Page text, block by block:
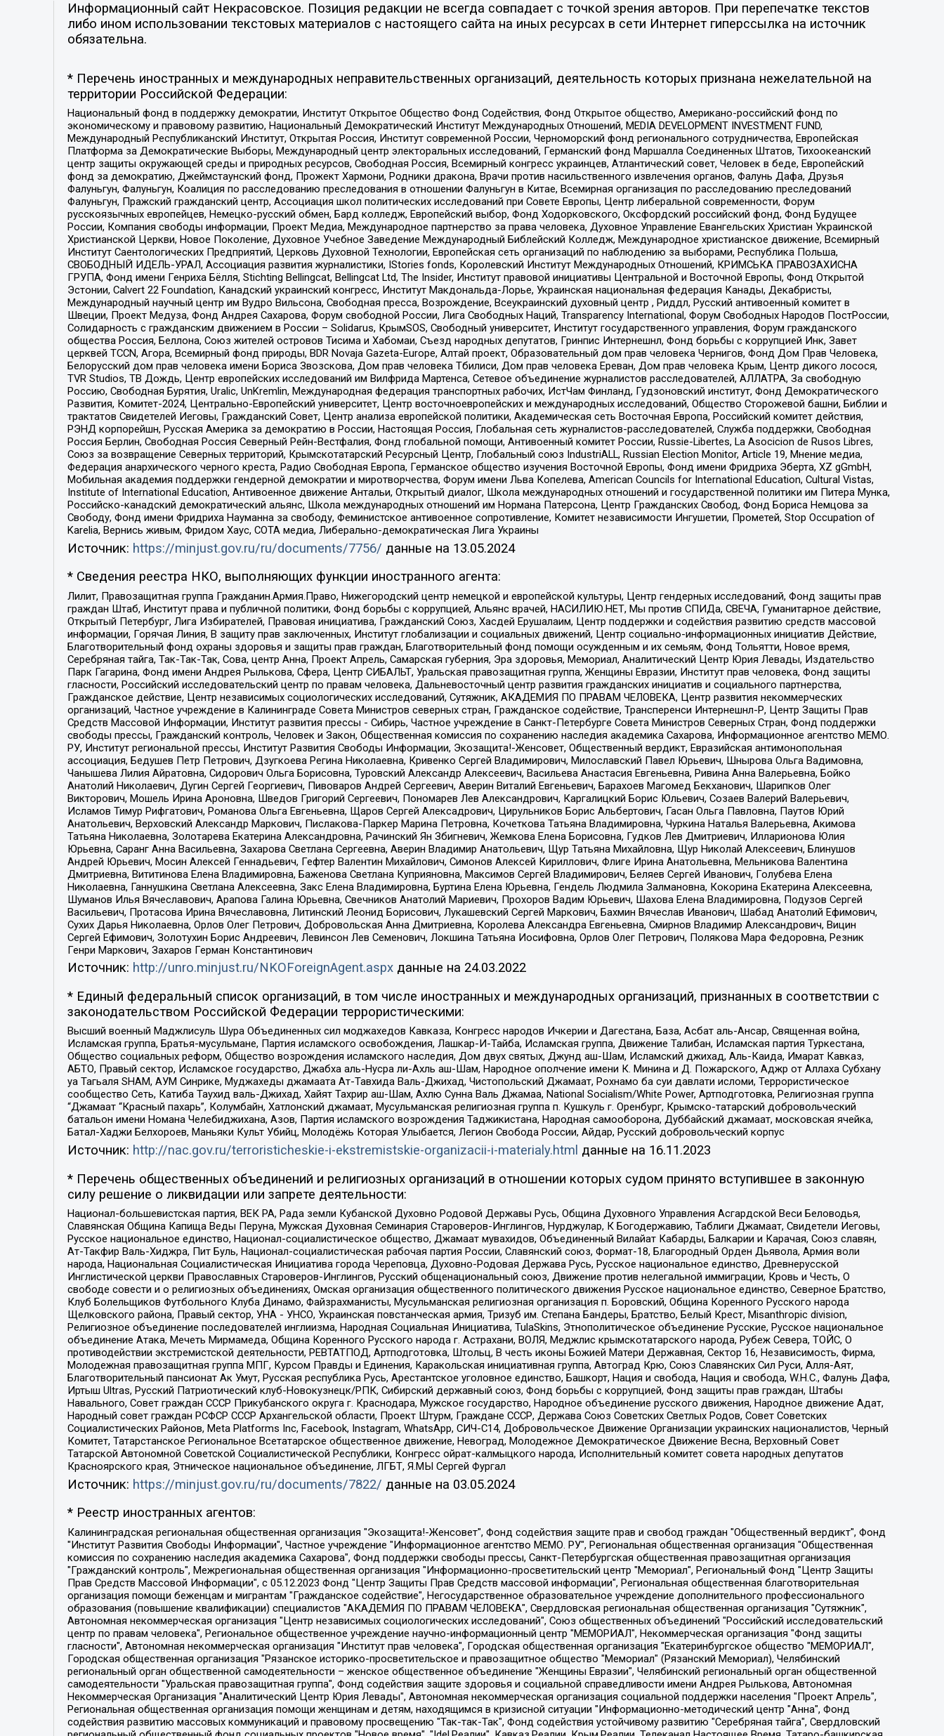
Информационный сайт Некрасовское. Позиция редакции не всегда совпадает с точкой зрения авторов. При перепечатке текстов
либо ином использовании текстовых материалов с настоящего сайта на иных ресурсах в сети Интернет гиперссылка на источник
обязательна.
* Перечень иностранных и международных неправительственных организаций, деятельность которых признана нежелательной на
территории Российской Федерации:
Национальный фонд в поддержку демократии, Институт Открытое Общество Фонд Содействия, Фонд Открытое общество, Американо-российский фонд по
экономическому и правовому развитию, Национальный Демократический Институт Международных Отношений, MEDIA DEVELOPMENT INVESTMENT FUND,
Международный Республиканский Институт, Открытая Россия, Институт современной России, Черноморский фонд регионального сотрудничества, Европейская
Платформа за Демократические Выборы, Международный центр электоральных исследований, Германский фонд Маршалла Соединенных Штатов, Тихоокеанский
центр защиты окружающей среды и природных ресурсов, Свободная Россия, Всемирный конгресс украинцев, Атлантический совет, Человек в беде, Европейский
фонд за демократию, Джеймстаунский фонд, Прожект Хармони, Родники дракона, Врачи против насильственного извлечения органов, Фалунь Дафа, Друзья
Фалуньгун, Фалуньгун, Коалиция по расследованию преследования в отношении Фалуньгун в Китае, Всемирная организация по расследованию преследований
Фалуньгун, Пражский гражданский центр, Ассоциация школ политических исследований при Совете Европы, Центр либеральной современности, Форум
русскоязычных европейцев, Немецко-русский обмен, Бард колледж, Европейский выбор, Фонд Ходорковского, Оксфордский российский фонд, Фонд Будущее
России, Компания свободы информации, Проект Медиа, Международное партнерство за права человека, Духовное Управление Евангельских Христиан Украинской
Христианской Церкви, Новое Поколение, Духовное Учебное Заведение Международный Библейский Колледж, Международное христианское движение, Всемирный
Институт Саентологических Предприятий, Церковь Духовной Технологии, Европейская сеть организаций по наблюдению за выборами, Республика Польша,
СВОБОДНЫЙ ИДЕЛЬ-УРАЛ, Ассоциация развития журналистики, IStories fonds, Королевский Институт Международных Отношений, КРИМСЬКА ПРАВОЗАХИСНА
ГРУПА, Фонд имени Генриха Бёлля, Stichting Bellingcat, Bellingcat Ltd, The Insider, Институт правовой инициативы Центральной и Восточной Европы, Фонд Открытой
Эстонии, Calvert 22 Foundation, Канадский украинский конгресс, Институт Макдональда-Лорье, Украинская национальная федерация Канады, Декабристы,
Международный научный центр им Вудро Вильсона, Свободная пресса, Возрождение, Всеукраинский духовный центр , Риддл, Русский антивоенный комитет в
Швеции, Проект Медуза, Фонд Андрея Сахарова, Форум свободной России, Лига Свободных Наций, Transparеncy International, Форум Свободных Народов ПостРоссии,
Солидарность с гражданским движением в России – Solidarus, КрымSOS, Свободный университет, Институт государственного управления, Форум гражданского
общества Россия, Беллона, Союз жителей островов Тисима и Хабомаи, Съезд народных депутатов, Гринпис Интернешнл, Фонд борьбы с коррупцией Инк, Завет
церквей TCCN, Агора, Всемирный фонд природы, BDR Novaja Gazeta-Europe, Алтай проект, Образовательный дом прав человека Чернигов, Фонд Дом Прав Человека,
Белорусский дом прав человека имени Бориса Звозскова, Дом прав человека Тбилиси, Дом прав человека Ереван, Дом прав человека Крым, Центр дикого лосося,
TVR Studios, ТВ Дождь, Центр европейских исследований им Вилфрида Мартенса, Сетевое объединение журналистов расследователей, АЛЛАТРА, За свободную
Россию, Свободная Бурятия, Uralic, UnKremlin, Международная федерация транспортных рабочих, ИстЧам Финланд, Гудзоновский институт, Фонд Демократического
Развития, Комитет-2024, Центрально-Европейский университет, Центр восточноевропейских и международных исследований, Общество Сторожевой башни, Библии и
трактатов Свидетелей Иеговы, Гражданский Совет, Центр анализа европейской политики, Академическая сеть Восточная Европа, Российский комитет действия,
РЭНД корпорейшн, Русская Америка за демократию в России, Настоящая Россия, Глобальная сеть журналистов-расследователей, Служба поддержки, Свободная
Россия Берлин, Свободная Россия Северный Рейн-Вестфалия, Фонд глобальной помощи, Антивоенный комитет России, Russie-Libertes, La Asocicion de Rusos Libres,
Союз за возвращение Северных территорий, Крымскотатарский Ресурсный Центр, Глобальный союз IndustriALL, Russian Election Monitor, Article 19, Мнение медиа,
Федерация анархического черного креста, Радио Свободная Европа, Германское общество изучения Восточной Европы, Фонд имени Фридриха Эберта, XZ gGmbH,
Мобильная академия поддержки гендерной демократии и миротворчества, Форум имени Льва Копелева, American Councils for International Education, Cultural Vistas,
Institute of International Education, Антивоенное движение Антальи, Открытый диалог, Школа международных отношений и государственной политики им Питера Мунка,
Российско-канадский демократический альянс, Школа международных отношений им Нормана Патерсона, Центр Гражданских Свобод, Фонд Бориса Немцова за
Свободу, Фонд имени Фридриха Науманна за свободу, Феминистское антивоенное сопротивление, Комитет независимости Ингушетии, Прометей, Stop Occupation of
Karelia, Вернись живым, Фридом Хаус, СОТА медиа, Либерально-демократическая Лига Украины
Источник: https://minjust.gov.ru/ru/documents/7756/ данные на 13.05.2024
* Сведения реестра НКО, выполняющих функции иностранного агента:
Лилит, Правозащитная группа Гражданин.Армия.Право, Нижегородский центр немецкой и европейской культуры, Центр гендерных исследований, Фонд защиты прав
граждан Штаб, Институт права и публичной политики, Фонд борьбы с коррупцией, Альянс врачей, НАСИЛИЮ.НЕТ, Мы против СПИДа, СВЕЧА, Гуманитарное действие,
Открытый Петербург, Лига Избирателей, Правовая инициатива, Гражданский Союз, Хасдей Ерушалаим, Центр поддержки и содействия развитию средств массовой
информации, Горячая Линия, В защиту прав заключенных, Институт глобализации и социальных движений, Центр социально-информационных инициатив Действие,
Благотворительный фонд охраны здоровья и защиты прав граждан, Благотворительный фонд помощи осужденным и их семьям, Фонд Тольятти, Новое время,
Серебряная тайга, Так-Так-Так, Сова, центр Анна, Проект Апрель, Самарская губерния, Эра здоровья, Мемориал, Аналитический Центр Юрия Левады, Издательство
Парк Гагарина, Фонд имени Андрея Рылькова, Сфера, Центр СИБАЛЬТ, Уральская правозащитная группа, Женщины Евразии, Институт прав человека, Фонд защиты
гласности, Российский исследовательский центр по правам человека, Дальневосточный центр развития гражданских инициатив и социального партнерства,
Гражданское действие, Центр независимых социологических исследований, Сутяжник, АКАДЕМИЯ ПО ПРАВАМ ЧЕЛОВЕКА, Центр развития некоммерческих
организаций, Частное учреждение в Калининграде Совета Министров северных стран, Гражданское содействие, Трансперенси Интернешнл-Р, Центр Защиты Прав
Средств Массовой Информации, Институт развития прессы - Сибирь, Частное учреждение в Санкт-Петербурге Совета Министров Северных Стран, Фонд поддержки
свободы прессы, Гражданский контроль, Человек и Закон, Общественная комиссия по сохранению наследия академика Сахарова, Информационное агентство МЕМО.
РУ, Институт региональной прессы, Институт Развития Свободы Информации, Экозащита!-Женсовет, Общественный вердикт, Евразийская антимонопольная
ассоциация, Бедушев Петр Петрович, Дзугкоева Регина Николаевна, Кривенко Сергей Владимирович, Милославский Павел Юрьевич, Шнырова Ольга Вадимовна,
Чанышева Лилия Айратовна, Сидорович Ольга Борисовна, Туровский Александр Алексеевич, Васильева Анастасия Евгеньевна, Ривина Анна Валерьевна, Бойко
Анатолий Николаевич, Дугин Сергей Георгиевич, Пивоваров Андрей Сергеевич, Аверин Виталий Евгеньевич, Барахоев Магомед Бекханович, Шарипков Олег
Викторович, Мошель Ирина Ароновна, Шведов Григорий Сергеевич, Пономарев Лев Александрович, Каргалицкий Борис Юльевич, Созаев Валерий Валерьевич,
Исламов Тимур Рифгатович, Романова Ольга Евгеньевна, Щаров Сергей Алексадрович, Цирульников Борис Альбертович, Гасан Ольга Павловна, Паутов Юрий
Анатольевич, Верховский Александр Маркович, Пислакова-Паркер Марина Петровна, Кочеткова Татьяна Владимировна, Чуркина Наталья Валерьевна, Акимова
Татьяна Николаевна, Золотарева Екатерина Александровна, Рачинский Ян Збигневич, Жемкова Елена Борисовна, Гудков Лев Дмитриевич, Илларионова Юлия
Юрьевна, Саранг Анна Васильевна, Захарова Светлана Сергеевна, Аверин Владимир Анатольевич, Щур Татьяна Михайловна, Щур Николай Алексеевич, Блинушов
Андрей Юрьевич, Мосин Алексей Геннадьевич, Гефтер Валентин Михайлович, Симонов Алексей Кириллович, Флиге Ирина Анатольевна, Мельникова Валентина
Дмитриевна, Вититинова Елена Владимировна, Баженова Светлана Куприяновна, Максимов Сергей Владимирович, Беляев Сергей Иванович, Голубева Елена
Николаевна, Ганнушкина Светлана Алексеевна, Закс Елена Владимировна, Буртина Елена Юрьевна, Гендель Людмила Залмановна, Кокорина Екатерина Алексеевна,
Шуманов Илья Вячеславович, Арапова Галина Юрьевна, Свечников Анатолий Мариевич, Прохоров Вадим Юрьевич, Шахова Елена Владимировна, Подузов Сергей
Васильевич, Протасова Ирина Вячеславовна, Литинский Леонид Борисович, Лукашевский Сергей Маркович, Бахмин Вячеслав Иванович, Шабад Анатолий Ефимович,
Сухих Дарья Николаевна, Орлов Олег Петрович, Добровольская Анна Дмитриевна, Королева Александра Евгеньевна, Смирнов Владимир Александрович, Вицин
Сергей Ефимович, Золотухин Борис Андреевич, Левинсон Лев Семенович, Локшина Татьяна Иосифовна, Орлов Олег Петрович, Полякова Мара Федоровна, Резник
Генри Маркович, Захаров Герман Константинович
Источник: http://unro.minjust.ru/NKOForeignAgent.aspxданные на 24.03.2022
* Единый федеральный список организаций, в том числе иностранных и международных организаций, признанных в соответствии с
законодательством Российской Федерации террористическими:
Высший военный Маджлисуль Шура Объединенных сил моджахедов Кавказа, Конгресс народов Ичкерии и Дагестана, База, Асбат аль-Ансар, Священная война,
Исламская группа, Братья-мусульмане, Партия исламского освобождения, Лашкар-И-Тайба, Исламская группа, Движение Талибан, Исламская партия Туркестана,
Общество социальных реформ, Общество возрождения исламского наследия, Дом двух святых, Джунд аш-Шам, Исламский джихад, Аль-Каида, Имарат Кавказ,
АБТО, Правый сектор, Исламское государство, Джабха аль-Нусра ли-Ахль аш-Шам, Народное ополчение имени К. Минина и Д. Пожарского, Аджр от Аллаха Субхану
уа Тагьаля SHAM, АУМ Синрике, Муджахеды джамаата Ат-Тавхида Валь-Джихад, Чистопольский Джамаат, Рохнамо ба суи давлати исломи, Террористическое
сообщество Сеть, Катиба Таухид валь-Джихад, Хайят Тахрир аш-Шам, Ахлю Сунна Валь Джамаа, National Socialism/White Power, Артподготовка, Религиозная группа
“Джамаат “Красный пахарь”, Колумбайн, Хатлонский джамаат, Мусульманская религиозная группа п. Кушкуль г. Оренбург, Крымско-татарский добровольческий
батальон имени Номана Челебиджихана, Азов, Партия исламского возрождения Таджикистана, Народная самооборона, Дуббайский джамаат, московская ячейка,
Батал-Хаджи Белхороев, Маньяки Культ Убийц, Молодёжь Которая Улыбается, Легион Свобода России, Айдар, Русский добровольческий корпус
Источник: http://nac.gov.ru/terroristicheskie-i-ekstremistskie-organizacii-i-materialy.html данные на 16.11.2023
* Перечень общественных объединений и религиозных организаций в отношении которых судом принято вступившее в законную
силу решение о ликвидации или запрете деятельности:
Национал-большевистская партия, ВЕК РА, Рада земли Кубанской Духовно Родовой Державы Русь, Община Духовного Управления Асгардской Веси Беловодья,
Славянская Община Капища Веды Перуна, Мужская Духовная Семинария Староверов-Инглингов, Нурджулар, К Богодержавию, Таблиги Джамаат, Свидетели Иеговы,
Русское национальное единство, Национал-социалистическое общество, Джамаат мувахидов, Объединенный Вилайат Кабарды, Балкарии и Карачая, Союз славян,
Ат-Такфир Валь-Хиджра, Пит Буль, Национал-социалистическая рабочая партия России, Славянский союз, Формат-18, Благородный Орден Дьявола, Армия воли
народа, Национальная Социалистическая Инициатива города Череповца, Духовно-Родовая Держава Русь, Русское национальное единство, Древнерусской
Инглистической церкви Православных Староверов-Инглингов, Русский общенациональный союз, Движение против нелегальной иммиграции, Кровь и Честь, О
свободе совести и о религиозных объединениях, Омская организация общественного политического движения Русское национальное единство, Северное Братство,
Клуб Болельщиков Футбольного Клуба Динамо, Файзрахманисты, Мусульманская религиозная организация п. Боровский, Община Коренного Русского народа
Щелковского района, Правый сектор, УНА - УНСО, Украинская повстанческая армия, Тризуб им. Степана Бандеры, Братство, Белый Крест, Misanthropic division,
Религиозное объединение последователей инглиизма, Народная Социальная Инициатива, TulaSkins, Этнополитическое объединение Русские, Русское национальное
объединение Атака, Мечеть Мирмамеда, Община Коренного Русского народа г. Астрахани, ВОЛЯ, Меджлис крымскотатарского народа, Рубеж Севера, ТОЙС, О
противодействии экстремистской деятельности, РЕВТАТПОД, Артподготовка, Штольц, В честь иконы Божией Матери Державная, Сектор 16, Независимость, Фирма,
Молодежная правозащитная группа МПГ, Курсом Правды и Единения, Каракольская инициативная группа, Автоград Крю, Союз Славянских Сил Руси, Алля-Аят,
Благотворительный пансионат Ак Умут, Русская республика Русь, Арестантское уголовное единство, Башкорт, Нация и свобода, Нация и свобода, W.H.С., Фалунь Дафа,
Иртыш Ultras, Русский Патриотический клуб-Новокузнецк/РПК, Сибирский державный союз, Фонд борьбы с коррупцией, Фонд защиты прав граждан, Штабы
Навального, Совет граждан СССР Прикубанского округа г. Краснодара, Мужское государство, Народное объединение русского движения, Народное движение Адат,
Народный совет граждан РСФСР СССР Архангельской области, Проект Штурм, Граждане СССР, Держава Союз Советских Светлых Родов, Совет Советских
Социалистических Районов, Meta Platforms Inc, Facebook, Instagram, WhatsApp, СИЧ-С14, Добровольческое Движение Организации украинских националистов, Черный
Комитет, Татарстанское Региональное Всетатарское общественное движение, Невоград, Молодежное Демократическое Движение Весна, Верховный Совет
Татарской Автономной Советской Социалистической Республики, Конгресс ойрат-калмыцкого народа, Исполнительный комитет совета народных депутатов
Красноярского края, Этническое национальное объединение, ЛГБТ, Я.МЫ Сергей Фургал
Источник: https://minjust.gov.ru/ru/documents/7822/ данные на 03.05.2024
* Реестр иностранных агентов:
Калининградская региональная общественная организация "Экозащита!-Женсовет", Фонд содействия защите прав и свобод граждан "Общественный вердикт", Фонд "Институт Развития Свободы Информации", Частное учреждение "Информационное агентство МЕМО. РУ", Региональная общественная организация "Общественная комиссия по сохранению наследия академика Сахарова", Фонд поддержки свободы прессы, Санкт-Петербургская общественная правозащитная организация "Гражданский контроль", Межрегиональная общественная организация "Информационно-просветительский центр "Мемориал", Региональный Фонд "Центр Защиты Прав Средств Массовой Информации", с 05.12.2023 Фонд "Центр Защиты Прав Средств массовой информации", Региональная общественная благотворительная организация помощи беженцам и мигрантам "Гражданское содействие", Негосударственное образовательное учреждение дополнительного профессионального образования (повышение квалификации) специалистов "АКАДЕМИЯ ПО ПРАВАМ ЧЕЛОВЕКА", Свердловская региональная общественная организация "Сутяжник", Автономная некоммерческая организация "Центр независимых социологических исследований", Союз общественных объединений "Российский исследовательский центр по правам человека", Региональное общественное учреждение научно-информационный центр "МЕМОРИАЛ", Некоммерческая организация "Фонд защиты гласности", Автономная некоммерческая организация "Институт прав человека", Городская общественная организация "Екатеринбургское общество "МЕМОРИАЛ", Городская общественная организация "Рязанское историко-просветительское и правозащитное общество "Мемориал" (Рязанский Мемориал), Челябинский региональный орган общественной самодеятельности – женское общественное объединение "Женщины Евразии", Челябинский региональный орган общественной самодеятельности "Уральская правозащитная группа", Фонд содействия защите здоровья и социальной справедливости имени Андрея Рылькова, Автономная Некоммерческая Организация "Аналитический Центр Юрия Левады", Автономная некоммерческая организация социальной поддержки населения "Проект Апрель", Региональная общественная организация помощи женщинам и детям, находящимся в кризисной ситуации "Информационно-методический центр "Анна", Фонд содействия развитию массовых коммуникаций и правовому просвещению "Так-так-Так", Фонд содействия устойчивому развитию "Серебряная тайга", Свердловский региональный общественный фонд социальных проектов "Новое время", "Idel.Реалии", Кавказ.Реалии, Крым.Реалии, Телеканал Настоящее Время, Татаро-башкирская служба Радио Свобода (Azatliq Radiosi), Радио Свободная Европа/Радио Свобода (PCE/PC), "Сибирь.Реалии", "Фактограф", Благотворительный фонд помощи осужденным и их семьям, Автономная некоммерческая организация "Институт глобализации и социальных движений", Фонд "В защиту прав заключенных", Частное учреждение "Центр поддержки и содействия развитию средств массовой информации", Пензенский региональный общественный благотворительный фонд "Гражданский союз", "Север.Реалии", Некоммерческая организация Фонд "Правовая инициатива", Общество с ограниченной ответственностью "Радио Свободная Европа/Радио Свобода", Чешское информационное агентство "MEDIUM-ORIENT", Красноярская региональная общественная организация "Мы против СПИДа", Камалягин Денис Николаевич, Маркелов Сергей Евгеньевич, Пономарев Лев Александрович, Савицкая Людмила Алексеевна, Автономная некоммерческая организация "Центр по работе с проблемой насилия "НАСИЛИЮ.НЕТ", Межрегиональный профессиональный союз работников здравоохранения "Альянс врачей", Юридическое лицо, зарегистрированное в Латвийской Республике, SIA "Medusa Project" (регистрационный номер 40103797863, дата регистрации 10.06.2014), Некоммерческая организация "Фонд по борьбе с коррупцией", Автономная некоммерческая организация "Институт права и публичной политики", Баданин Роман Сергеевич, Гликин Максим Александрович, Железнова Мария Михайловна, Лукьянова Юлия Сергеевна, Маетная Елизавета Витальевна, Маняхин Петр Борисович, Чуракова Ольга Владимировна, Ярош Юлия Петровна, Юридическое лицо "The Insider SIA", зарегистрированное в Риге, Латвийская Республика (дата регистрации 26.06.2015), являющееся администратором доменного имени интернет-издания "The Insider SIA", https://theins.ru, Постернак Алексей Евгеньевич, Рубин Михаил Аркадьевич, Анин Роман Александрович, Юридическое лицо Istories fonds, зарегистрированное в Латвийской Республике (регистрационный номер 50008295751, дата регистрации 24.02.2020), Великовский Дмитрий Александрович, Долинина Ирина Николаевна, Мароховская Алеся Алексеевна, Шлейнов Роман Юрьевич, Шмагун Олеся Валентиновна, Общество с ограниченной ответственностью "Альтаир 2021", Общество с ограниченной ответственностью "Вега 2021", Общество с ограниченной ответственностью "Главный редактор 2021", Общество с ограниченной ответственностью "Ромашки монолит", Важенков Артем Валерьевич, Ивановская областная общественная организация "Центр гендерных исследований", Гурман Юрий Альбертович, Медиапроект "ОВД-Инфо", Егоров Владимир Владимирович, Жилинский Владимир Александрович, Общество с ограниченной ответственностью "ЗП", Иванова София Юрьевна, Карезина Инна Павловна, Кильтау Екатерина Викторовна, Петров Алексей Викторович, Пискунов Сергей Евгеньевич, Смирнов Сергей Сергеевич, Тихонов Михаил Сергеевич, Общество с ограниченной ответственностью "ЖУРНАЛИСТ-ИНОСТРАННЫЙ АГЕНТ", Арапова Галина Юрьевна, Вольтская Татьяна Анатольевна, Американская компания "Mason G.E.S. Anonymous Foundation" (США), являющаяся владельцем интернет-издания https://mnews.world/, Компания "Stichting Bellingcat", зарегистрированная в Нидерландах (дата регистрации 11.07.2018), Захаров Андрей Вячеславович, Клепиковская Екатерина Дмитриевна, Общество с ограниченной ответственностью "МЕМО", Перл Роман Александрович, Симонов Евгений Алексеевич, Соловьева Елена Анатольевна, Сотников Даниил Владимирович, Сурначева Елизавета Дмитриевна, Автономная некоммерческая организация по защите прав человека и информированию населения "Якутия – Наше Мнение", Общество с ограниченной ответственностью "Москоу диджитал медиа", с 26.01.2023 Общество с ограниченной ответственностью "Чайка Белые сады", Ветошкина Валерия Валерьевна, Заговора Максим Александрович, Межрегиональное общественное движение "Российская ЛГБТ - сеть", Оленичев Максим Владимирович, Павлов Иван Юрьевич, Скворцова Елена Сергеевна, Общество с ограниченной ответственностью "Как бы инагент", Кочетков Игорь Викторович, Общество с ограниченной ответственностью "Честные выборы", Еланчик Олег Александрович, Общество с ограниченной ответственностью "Нобелевский призыв", Гималова Регина Эмилевна, Григорьев Андрей Валерьевич, Григорьева Алина Александровна, Ассоциация по содействию защите прав призывников, альтернативнослужащих и военнослужащих "Правозащитная группа "Гражданин.Армия.Право", Хисамова Регина Фаритовна, Автономная некоммерческая организация по реализации социально-правовых программ "Лилит", Дальневосточное общественное движение "Маяк", Санкт-Петербургская ЛГБТ-инициативная группа "Выход", Инициативная группа ЛГБТ+ "Реверс", Алексеев Андрей Викторович, Бекбулатова Таисия Львовна, Беляев Иван Михайлович, Владыкина Елена Сергеевна, Гельман Марат Александрович, Никульшина Вероника Юрьевна, Толоконникова Надежда Андреевна, Шендерович Виктор Анатольевич, Общество с ограниченной ответственностью "Данное сообщение", Общество с ограниченной ответственностью Издательский дом "Новая глава", Айнбиндер Александра Александровна, Московский комьюнити-центр для ЛГБТ+инициатив, Благотворительный фонд развития филантропии, Deutsche Welle (Германия, Kurt-Schumacher-Strasse 3, 53113 Bonn), Борзунова Мария Михайловна, Воробьев Виктор Викторович, Голубева Анна Львовна, Константинова Алла Михайловна, Малкова Ирина Владимировна, Мурадов Мурад Абдулгалимович, Осетинская Елизавета Николаевна, Понасенков Евгений Николаевич, Ганапольский Матвей Юрьевич, Киселев Евгений Алексеевич, Борухович Ирина Григорьевна, Дремин Иван Тимофеевич, Дубровский Дмитрий Викторович, Красноярская региональная общественная организация поддержки и развития альтернативных образовательных технологий и межкультурных коммуникаций "ИНТЕРРА", Маяковская Екатерина Алексеевна, Фейгин Марк Захарович, Филимонов Андрей Викторович, Дзугкоева Регина Николаевна, Доброхотов Роман Александрович, Дудь Юрий Александрович, Елкин Сергей Владимирович, Кругликов Кирилл Игоревич, Сабунаева Мария Леонидовна, Семенов Алексей Владимирович, Шаинян Карен Багратович, Шульман Екатерина Михайловна, Асафьев Артур Валерьевич, Вахштайн Виктор Семенович, Венедиктов Алексей Алексеевич, Лушникова Екатерина Евгеньевна, Волков Леонид Михайлович, Невзоров Александр Глебович, Пархоменко Сергей Борисович, Сироткин Ярослав Николаевич, Кара-Мурза Владимир Владимирович, Баранова Наталья Владимировна, Гозман Леонид Яковлевич, Кагарлицкий Борис Юльевич, Климарев Михаил Валерьевич, Милов Владимир Станиславович, Автономная некоммерческая организация Краснодарский центр современного искусства "Типография", Моргенштерн Алишер Тагирович, Соболь Любовь Эдуардовна, Общество с ограниченной ответственностью "ЛИЗА НОРМ", Каспаров Гарри Кимович, Ходорковский Михаил Борисович, Общество с ограниченной ответственностью "Апрельские тезисы", Данилович Ирина Брониславовна, Кашин Олег Владимирович, Петров Николай Владимирович, Пивоваров Алексей Владимирович, Соколов Михаил Владимирович, Цветкова Юлия Владимировна, Чичваркин Евгений Александрович, Комитет против пыток/Команда против пыток, Общество с ограниченной ответственностью "Первый научный", Общество с ограниченной ответственностью "Вертолет и ко", Белоцерковская Вероника Борисовна, Кац Максим Евгеньевич, Лазарева Татьяна Юрьевна, Шаведдинов Руслан Табризович, Яшин Илья Валерьевич, Общество с ограниченной ответственностью "Иноагент ААВ", Алешковский Дмитрий Петрович, Альбац Евгения Марковна, Быков Дмитрий Львович, Галямина Юлия Евгеньевна, Лойко Сергей Леонидович, Мартынов Кирилл Константинович, Медведев Сергей Александрович, Крашенинников Федор Геннадиевич, Гордеева Катерина Вл